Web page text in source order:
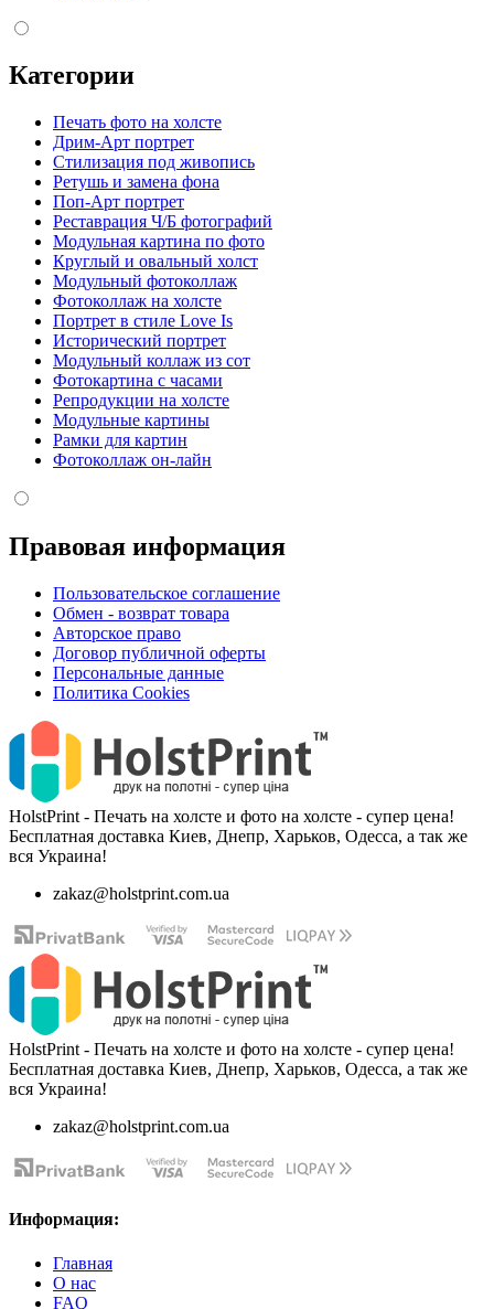
Категории
Печать фото на холсте
Дрим-Арт портрет
Стилизация под живопись
Ретушь и замена фона
Поп-Арт портрет
Реставрация Ч/Б фотографий
Модульная картина по фото
Круглый и овальный холст
Модульный фотоколлаж
Фотоколлаж на холсте
Портрет в стиле Love Is
Исторический портрет
Модульный коллаж из сот
Фотокартина с часами
Репродукции на холсте
Модульные картины
Рамки для картин
Фотоколлаж он-лайн
Правовая информация
Пользовательское соглашение
Обмен - возврат товара
Авторское право
Договор публичной оферты
Персональные данные
Политика Cookies
HolstPrint - Печать на холсте и фото на холсте - супер цена!
Бесплатная доставка Киев, Днепр, Харьков, Одесса, а так же
вся Украина!
zakaz@holstprint.com.ua
HolstPrint - Печать на холсте и фото на холсте - супер цена!
Бесплатная доставка Киев, Днепр, Харьков, Одесса, а так же
вся Украина!
zakaz@holstprint.com.ua
Информация:
Главная
О нас
FAQ